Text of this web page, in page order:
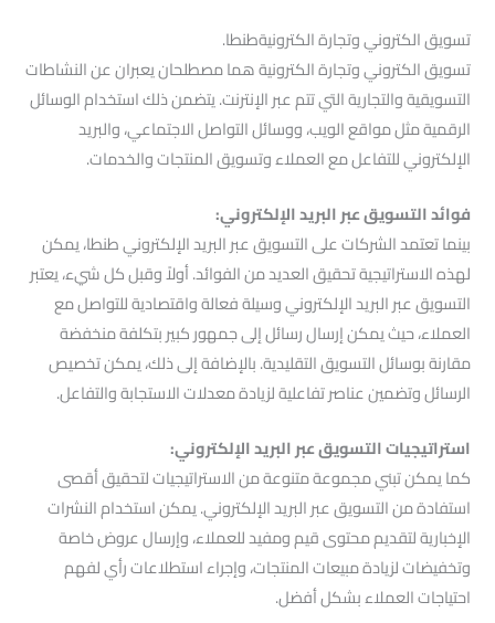
تسويق الكتروني وتجارة الكترونيةطنطا.
تسويق الكتروني وتجارة الكترونية هما مصطلحان يعبران عن النشاطات
التسويقية والتجارية التي تتم عبر الإنترنت. يتضمن ذلك استخدام الوسائل
الرقمية مثل مواقع الويب، ووسائل التواصل الاجتماعي، والبريد
الإلكتروني للتفاعل مع العملاء وتسويق المنتجات والخدمات.
فوائد التسويق عبر البريد الإلكتروني:
بينما تعتمد الشركات على التسويق عبر البريد الإلكتروني طنطا، يمكن
لهذه الاستراتيجية تحقيق العديد من الفوائد. أولاً وقبل كل شيء، يعتبر
التسويق عبر البريد الإلكتروني وسيلة فعالة واقتصادية للتواصل مع
العملاء، حيث يمكن إرسال رسائل إلى جمهور كبير بتكلفة منخفضة
مقارنة بوسائل التسويق التقليدية. بالإضافة إلى ذلك، يمكن تخصيص
الرسائل وتضمين عناصر تفاعلية لزيادة معدلات الاستجابة والتفاعل.
استراتيجيات التسويق عبر البريد الإلكتروني:
كما يمكن تبني مجموعة متنوعة من الاستراتيجيات لتحقيق أقصى
استفادة من التسويق عبر البريد الإلكتروني. يمكن استخدام النشرات
الإخبارية لتقديم محتوى قيم ومفيد للعملاء، وإرسال عروض خاصة
وتخفيضات لزيادة مبيعات المنتجات، وإجراء استطلاعات رأي لفهم
احتياجات العملاء بشكل أفضل.